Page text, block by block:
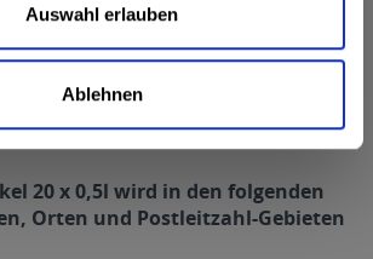
Auswahl erlauben
Ablehnen
Str. 7, 80335 München,
20 x 0,5l wird in den folgenden
Orten und Postleitzahl-Gebieten